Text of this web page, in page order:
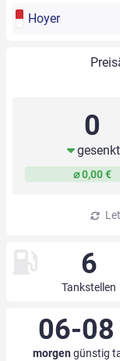
Hoyer
0
gesenkt
⌀ 0,00 €
6
Tankstellen
06-08
morgengünstig